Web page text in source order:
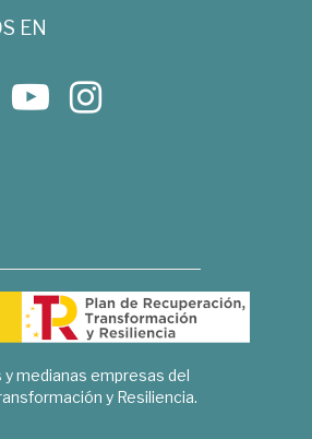
EN
y medianas empresas del
y Resiliencia.